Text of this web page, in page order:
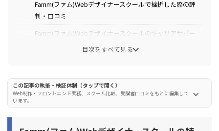
Famm(ファム)Webデザイナースクールで挫折した際の評
判・口コミ
Famm(ファム)Webデザイナースクールのキャリアサポー
Famm(ファム)Webデザイナースクールのポートフォリオ
目次をすべて見る
この記事の執筆・検証体制（タップで開く）
Web制作・フロントエンド実務、スクール比較、受講者口コミをもとに編集して
います。